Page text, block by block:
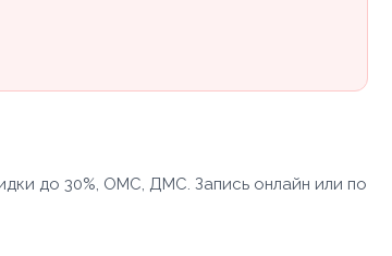
до 30%, ОМС, ДМС. Запись онлайн или по